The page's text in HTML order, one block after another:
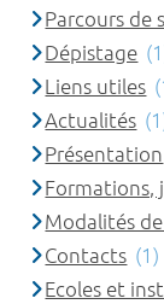
Parcours de
Dépistage
Liens utiles
Actualités
Présentation
Formations,
Modalités
Contacts (1)
Ecoles et